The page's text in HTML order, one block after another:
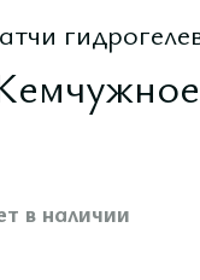
в наличии